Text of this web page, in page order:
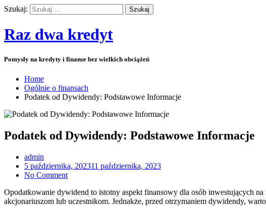
Szukaj:
Raz dwa kredyt
Pomysły na kredyty i finanse bez wielkich obciążeń
Home
Ogólnie o finansach
Podatek od Dywidendy: Podstawowe Informacje
Podatek od Dywidendy: Podstawowe Informacje
admin
5 października, 202311 października, 2023
No Comment
Opodatkowanie dywidend to istotny aspekt finansowy dla osób inwestujących
akcjonariuszom lub uczestnikom. Jednakże, przed otrzymaniem dywidendy,